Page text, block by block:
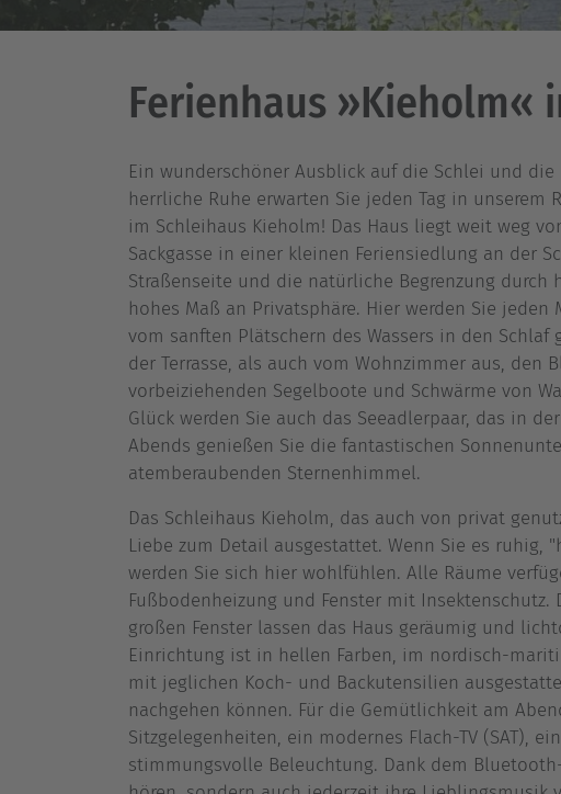
Ferienhaus »Kieholm«
Ein wunderschöner Ausblick auf die Schlei und
herrliche Ruhe erwarten Sie jeden Tag in unserem
im Schleihaus Kieholm! Das Haus liegt weit weg
Sackgasse in einer kleinen Feriensiedlung an der
Straßenseite und die natürliche Begrenzung durch
hohes Maß an Privatsphäre. Hier werden Sie
vom sanften Plätschern des Wassers in den Schlaf
der Terrasse, als auch vom Wohnzimmer aus,
vorbeiziehenden Segelboote und Schwärme von
Glück werden Sie auch das Seeadlerpaar, das in
Abends genießen Sie die fantastischen
atemberaubenden Sternenhimmel.
Das Schleihaus Kieholm, das auch von privat
Liebe zum Detail ausgestattet. Wenn Sie es ruhig,
werden Sie sich hier wohlfühlen. Alle Räume
Fußbodenheizung und Fenster mit
großen Fenster lassen das Haus geräumig und
Einrichtung ist in hellen Farben, im nordisch-
mit jeglichen Koch- und Backutensilien
nachgehen können. Für die Gemütlichkeit am
Sitzgelegenheiten, ein modernes Flach-TV (SAT),
stimmungsvolle Beleuchtung. Dank dem